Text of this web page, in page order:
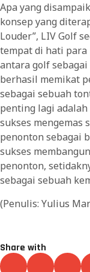
Apa yang
konsep yang
Louder”, LIV Golf
tempat di hati para
antara golf
berhasil memikat
sebagai sebuah
penting lagi
sukses mengemas
penonton sebagai
sukses
penonton,
sebagai sebuah
(Penulis: Yulius
Share with